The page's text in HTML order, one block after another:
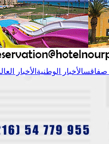
صفاقسالأخبار الوطنية الأخبار